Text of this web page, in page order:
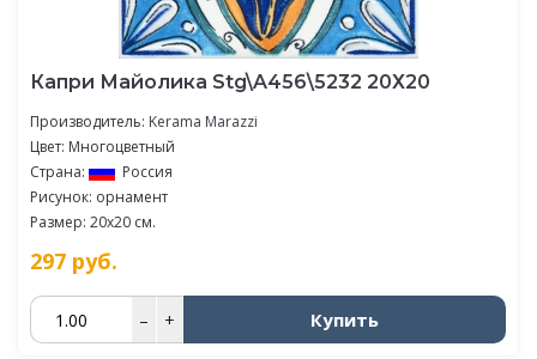
Капри Майолика Stg\A456\5232 20Х20
Производитель: Kerama Marazzi
Цвет: Многоцветный
Страна:
Россия
Рисунок: орнамент
Размер: 20x20 см.
297 руб.
– + Купить